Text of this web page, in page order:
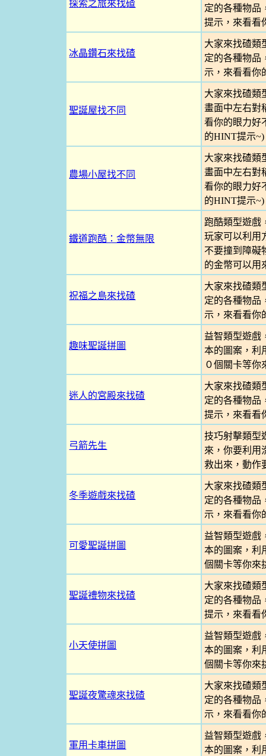
探索之旅來找碴
定的各種物品
提示，來看看
冰晶鑽石來找碴
大家來找碴類
定的各種物品
示，來看看你
聖誕屋找不同
大家來找碴類
畫面中左右對
看你的眼力好
的HINT提示~)
農場小屋找不同
大家來找碴類
畫面中左右對
看你的眼力好
的HINT提示~)
鐵道跑酷：金幣無限
跑酷類型遊戲
玩家可以利用
不要撞到障礙
的金幣可以用
祝福之島來找碴
大家來找碴類
定的各種物品
示，來看看你
趣味聖誕拼圖
益智類型遊戲
本的圖案，利
０個關卡等你
迷人的宮殿來找碴
大家來找碴類
定的各種物品
提示，來看看
弓箭先生
技巧射擊類型
來，你要利用
救出來，動作
冬季遊戲來找碴
大家來找碴類
定的各種物品
示，來看看你
可愛聖誕拼圖
益智類型遊戲
本的圖案，利
個關卡等你來
聖誕禮物來找碴
大家來找碴類
定的各種物品
提示，來看看
小天使拼圖
益智類型遊戲
本的圖案，利
個關卡等你來
聖誕夜驚魂來找碴
大家來找碴類
定的各種物品
示，來看看你
軍用卡車拼圖
益智類型遊戲
本的圖案，利